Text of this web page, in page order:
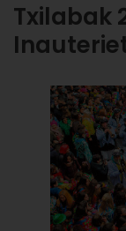
Txilabak